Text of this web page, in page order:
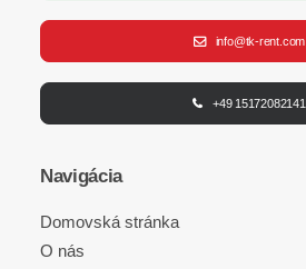
info@tk-rent.com
+49 15172082141
Navigácia
Domovská stránka
O nás